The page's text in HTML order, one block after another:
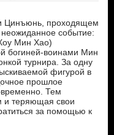
Цинъюнь, проходящем
событие:
Мин Хао)
богиней-воинами Мин
турнира. За одну
фигурой в
прошлое
Тем
теряющая свои
за помощью к